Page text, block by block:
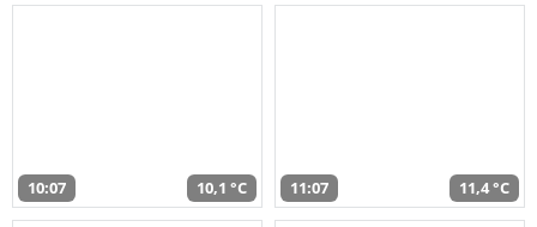
10:07 10,1 °C 11:07 11,4 °C